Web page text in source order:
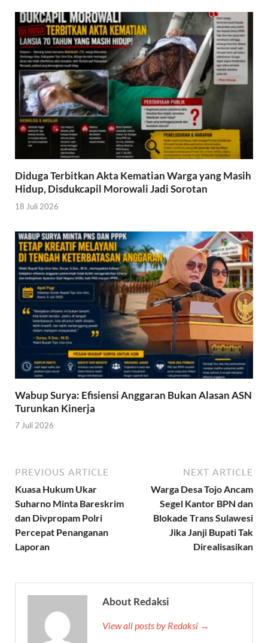
Diduga Terbitkan Akta Kematian Warga yang Masih
Hidup, Disdukcapil Morowali Jadi Sorotan
18 Juli 2026
Wabup Surya: Efisiensi Anggaran Bukan Alasan ASN
Turunkan Kinerja
7 Juli 2026
PREVIOUS ARTICLE
Kuasa Hukum Ukar
Suharno Minta Bareskrim
dan Divpropam Polri
Percepat Penanganan
Laporan
NEXT ARTICLE
Warga Desa Tojo Ancam
Segel Kantor BPN dan
Blokade Trans Sulawesi
Jika Janji Bupati Tak
Direalisasikan
About Redaksi
View all posts by Redaksi →